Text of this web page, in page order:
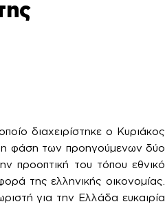
διαχειρίστηκε ο Κυριάκος
φάση των προηγούμενων δύο
προοπτική του τόπου εθνικό
της ελληνικής οικονομίας.
για την Ελλάδα ευκαιρία